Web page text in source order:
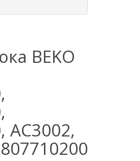
BEKO
АС3002,